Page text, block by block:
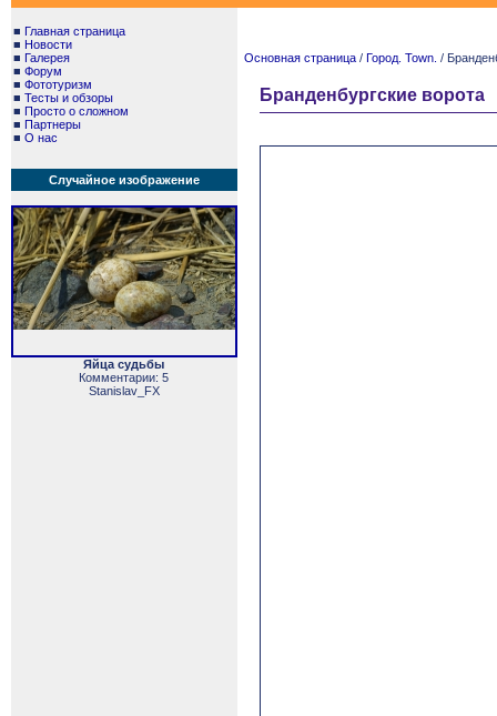
■ Главная страница
■ Новости
■ Галерея
■ Форум
■ Фототуризм
■ Тесты и обзоры
■ Просто о сложном
■ Партнеры
■ О нас
Случайное изображение
Яйца судьбы
Комментарии: 5
Stanislav_FX
Основная страница / Город. Town. /
Бранденбургские ворота